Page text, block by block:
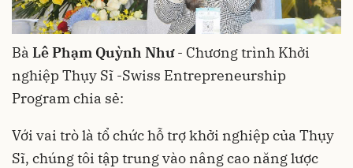
Bà Lê Phạm Quỳnh Như- Chương trình Khởi
nghiệp Thụy Sĩ -Swiss Entrepreneurship
Program chia sẻ:
Với vai trò là tổ chức hỗ trợ khởi nghiệp của Thụy
Sĩ, chúng tôi tập trung vào nâng cao năng lược